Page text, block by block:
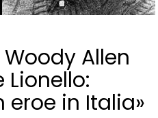
Allen
Lionello:
eroe in Italia»